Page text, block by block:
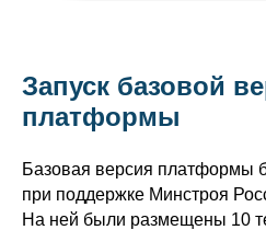
Запуск базовой
платформы
Базовая версия
при поддержке Минстроя
На ней были размещены 10